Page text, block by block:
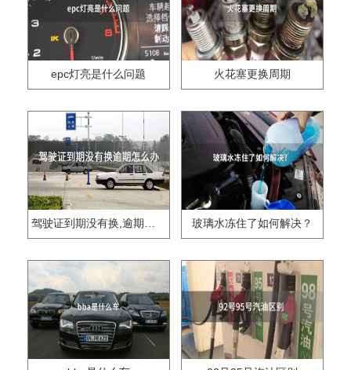
epc灯亮是什么问题 火花塞更换周期
驾驶证到期没有换,逾期怎么办?? 玻璃水冻住了如何解决？